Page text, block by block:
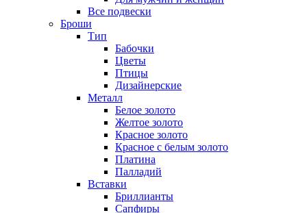
Все подвески
Броши
Тип
Бабочки
Цветы
Птицы
Дизайнерские
Металл
Белое золото
Желтое золото
Красное золото
Красное с белым золото
Платина
Палладий
Вставки
Бриллианты
Сапфиры